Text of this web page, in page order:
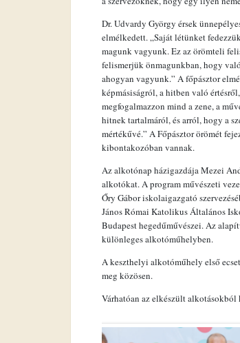
Dr. Udvardy György érsek
elmélkedett. „Saját létünket
magunk vagyunk. Ez az örömteli
felismerjük önmagunkban, hogy
ahogyan vagyunk.” A főpásztor
képmásiságról, a hitben való
megfogalmazzon mind a zene, a
hitnek tartalmáról, és arról, hogy a
mértékűvé.” A Főpásztor örömét
kibontakozóban vannak.
Az alkotónap házigazdája Mezei
alkotókat. A program művészeti
Őry Gábor iskolaigazgató
János Római Katolikus Általános
Budapest hegedűművészei. Az
különleges alkotóműhelyben.
A keszthelyi alkotóműhely első
meg közösen.
Várhatóan az elkészült